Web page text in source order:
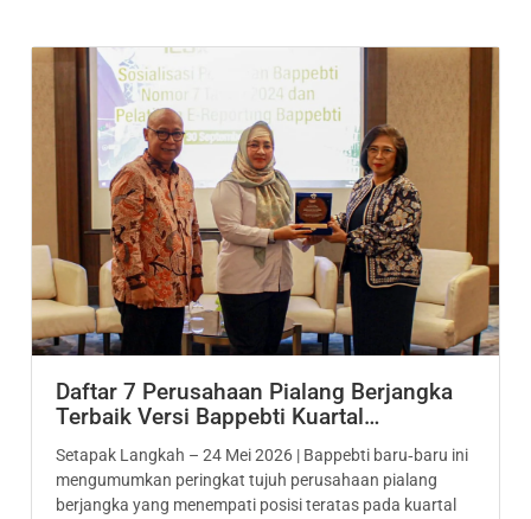
Daftar 7 Perusahaan Pialang Berjangka
Terbaik Versi Bappebti Kuartal…
Setapak Langkah – 24 Mei 2026 | Bappebti baru‑baru ini
mengumumkan peringkat tujuh perusahaan pialang
berjangka yang menempati posisi teratas pada kuartal